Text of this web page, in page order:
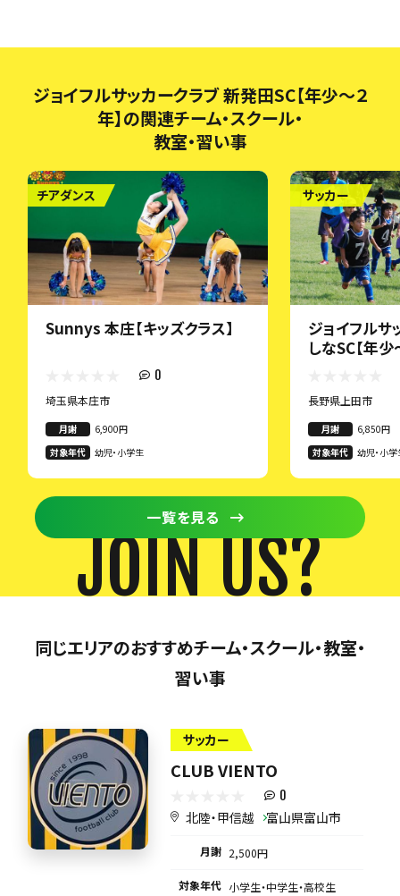
ジョイフルサッカークラブ 新発田SC【年少～２
年】の関連チーム・スクール・
教室・習い事
チアダンス
Sunnys 本庄【キッズクラス】
0
埼玉県本庄市
月謝
6,900円
対象年代
幼児・小学生
サッカー
ジョイフルサ
しなSC【年少
長野県上田市
月謝
6,850円
対象年代
幼児・小
一覧を見る
JOIN US?
同じエリアのおすすめチーム・スクール・教室・
習い事
サッカー
CLUB VIENTO
0
北陸・甲信越 富山県富山市
月謝 2,500円
対象年代 小学生・中学生・高校生